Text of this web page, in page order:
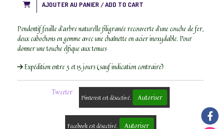
AJOUTER AU PANIER / ADD TO CART
Pendentif feuille d’arbre naturelle filigranée recouverte d’une couche de fer,
deux cabochons en gemme avec une chaînette en acier inoxydable. Pour
donner une touche elfique aux tenues
Expédition entre 3 et 15 jours (sauf indication contraire)
Tweeter
Pinterest est désactivé. Autoriser
Facebook est désactivé. Autoriser